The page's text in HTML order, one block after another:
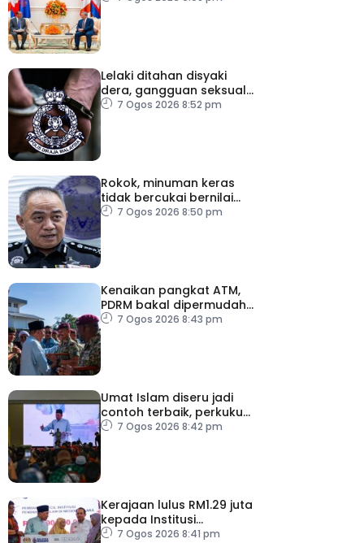
Lelaki ditahan disyaki
dera, gangguan seksual
dua anak kandung
7 Ogos 2026 8:52 pm
Rokok, minuman keras
tidak bercukai bernilai
lebih RM64,000 dirampas
7 Ogos 2026 8:50 pm
Kenaikan pangkat ATM,
PDRM bakal dipermudah,
dipercepat
7 Ogos 2026 8:43 pm
Umat Islam diseru jadi
contoh terbaik, perkukuh
keharmonian
7 Ogos 2026 8:42 pm
Kerajaan lulus RM1.29 juta
kepada Institusi
Pendidikan Islam Melaka
7 Ogos 2026 8:41 pm